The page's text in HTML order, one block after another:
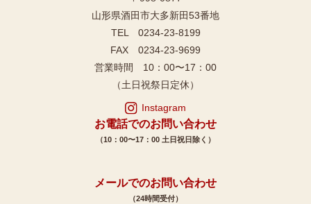
山形県酒田市大多新田53番地
TEL 0234-23-8199
FAX 0234-23-9699
営業時間 10：00〜17：00
（土日祝祭日定休）
Instagram
お電話でのお問い合わせ
（10：00〜17：00 土日祝日除く）
メールでのお問い合わせ
（24時間受付）